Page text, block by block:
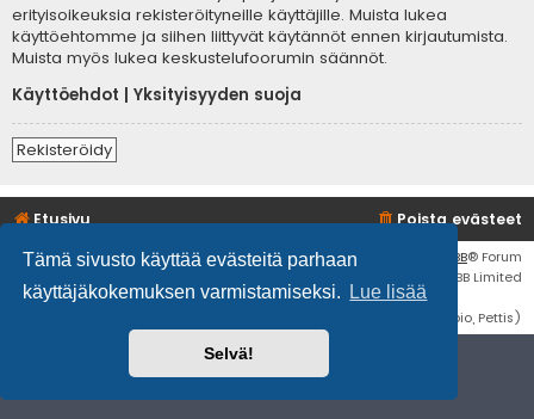
Tämä sivusto käyttää evästeitä parhaan
käyttäjäkokemuksen varmistamiseksi.
Lue lisää
Selvä!
erityisoikeuksia rekisteröityneille käyttäjille. Muista lukea
käyttöehtomme ja siihen liittyvät käytännöt ennen kirjautumista.
Muista myös lukea keskustelufoorumin säännöt.
Käyttöehdot
Yksityisyyden suoja
Rekisteröidy
Etusivu Poista evästeet
Flat Style byIan Bradley• Keskustelufoorumin ohjelmisto phpBB® Forum
Software © phpBB Limited
Käännös: phpBB Suomi (lurttinen, harritapio, Pettis)